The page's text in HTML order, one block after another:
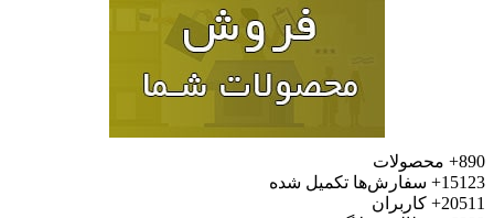
محصولات
سفارش‌ها تکمیل شده
کاربران